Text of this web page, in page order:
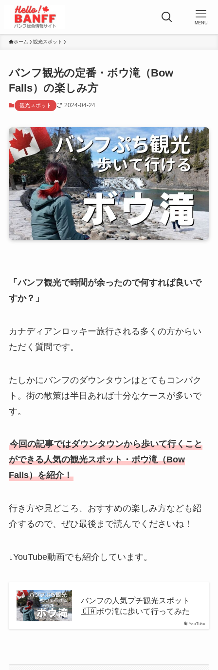
MENU
ホーム 観光スポット
バンフ観光の定番・ボウ滝（Bow
Falls）の楽しみ方
観光スポット 2024-04-24
「バンフ観光で時間が余ったので何すれば良いで
すか？」
カナディアンロッキー旅行される多くの方からい
ただく質問です。
たしかにバンフのダウンタウンはとてもコンパク
ト。街の散策は半日あれば十分なケースが多いで
す。
今回の記事ではダウンタウンから歩いて行くこと
ができる人気の観光スポット・ボウ滝（Bow
Falls）を紹介！
行き方や見どころ、おすすめの楽しみ方なども紹
介するので、ぜひ最後まで読んでくださいね！
↓YouTube動画でも紹介しています。
YouTube
バンフの人気プチ観光スポット
🇨🇦ボウ滝に歩いて行ってみた